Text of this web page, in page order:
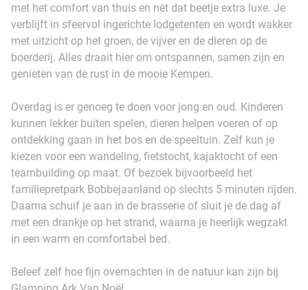
met het comfort van thuis en nét dat beetje extra luxe. Je
verblijft in sfeervol ingerichte lodgetenten en wordt wakker
met uitzicht op het groen, de vijver en de dieren op de
boerderij. Alles draait hier om ontspannen, samen zijn en
genieten van de rust in de mooie Kempen.
Overdag is er genoeg te doen voor jong en oud. Kinderen
kunnen lekker buiten spelen, dieren helpen voeren of op
ontdekking gaan in het bos en de speeltuin. Zelf kun je
kiezen voor een wandeling, fietstocht, kajaktocht of een
teambuilding op maat. Of bezoek bijvoorbeeld het
familiepretpark Bobbejaanland op slechts 5 minuten rijden.
Daarna schuif je aan in de brasserie of sluit je de dag af
met een drankje op het strand, waarna je heerlijk wegzakt
in een warm en comfortabel bed.
Beleef zelf hoe fijn overnachten in de natuur kan zijn bij